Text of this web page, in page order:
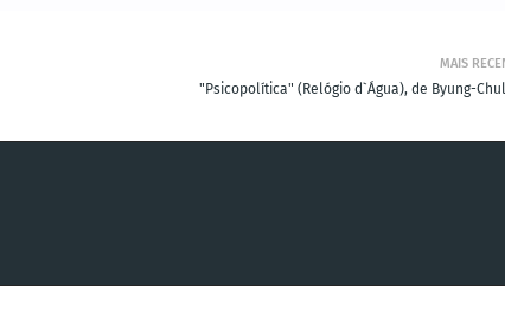
MAIS
"Psicopolítica" (Relógio d`Água), de Byung-